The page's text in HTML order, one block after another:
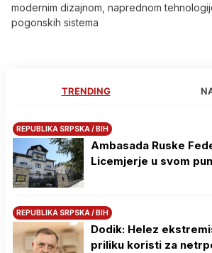
modernim dizajnom, naprednom
pogonskih sistema
TRENDING
REPUBLIKA SRPSKA / BIH
Ambasada Ruske
Licemjerje u svom
REPUBLIKA SRPSKA / BIH
Dodik: Helez
priliku koristi za